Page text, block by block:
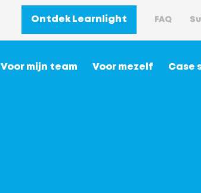
Ontdek Learnlight FAQ
Voor mijn team Voor mezelf Case